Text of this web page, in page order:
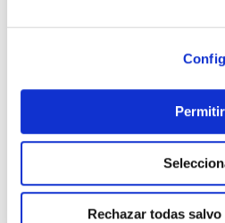
Permitir
Rechazar todas
TOP
Cerrojo 30 union fenosa,
45mm cromado,
Interfer
34,45